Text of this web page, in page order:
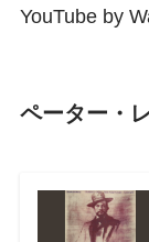
YouTube by
ペーター・